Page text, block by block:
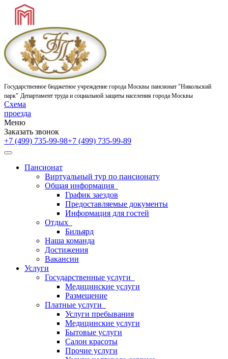
Государственное бюджетное учреждение города Москвы пансионат "Никольский
парк" Департамент труда и социальной защиты населения города Москвы
Схема
проезда
Меню
Заказать звонок
+7 (499) 735-99-98+7 (499) 735-99-89
Пансионат
Виртуальный тур по пансионату
Общая информация
График заездов
Предоставляемые документы
Информация для гостей
Отдых
Бильярд
Наша команда
Достижения
Вакансии
Услуги
Государственные услуги
Медицинские услуги
Размещение
Платные услуги
Услуги пребывания
Медицинские услуги
Бытовые услуги
Салон красоты
Прочие услуги